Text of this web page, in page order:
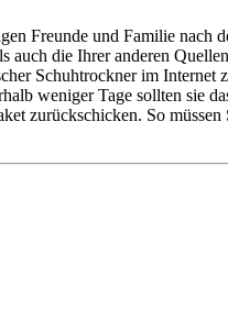
Freunde und Familie nach
auch die Ihrer anderen
Schuhtrockner im Internet
weniger Tage sollten sie
zurückschicken. So müssen